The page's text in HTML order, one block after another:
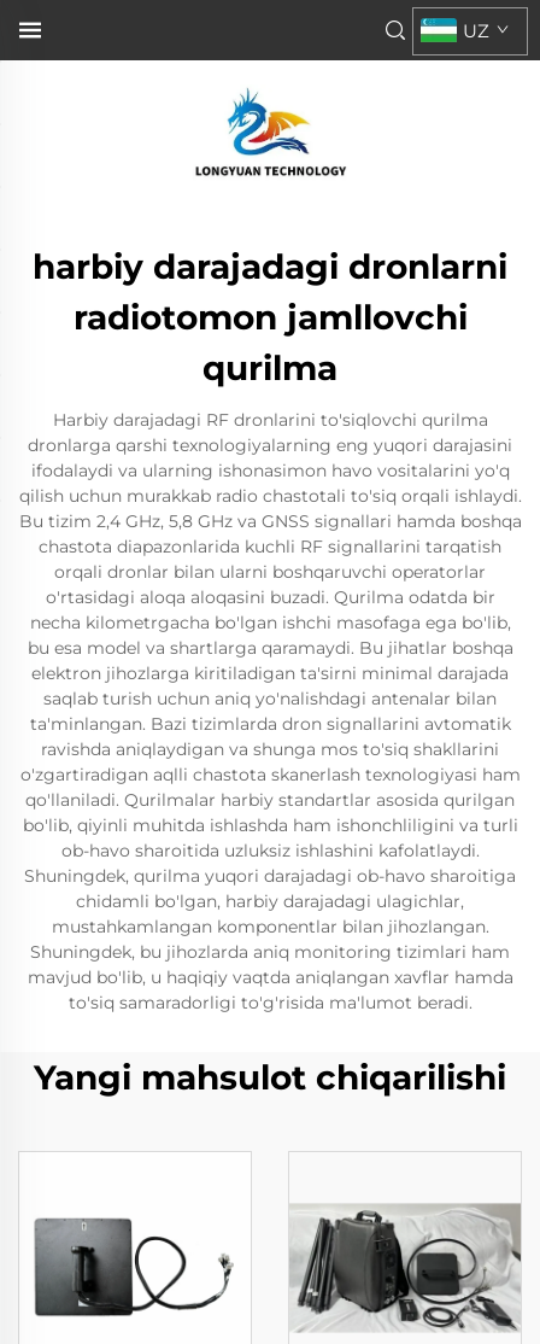
UZ
harbiy darajadagi dronlarni
radiotomon jamllovchi
qurilma
Harbiy darajadagi RF dronlarini to'siqlovchi qurilma
dronlarga qarshi texnologiyalarning eng yuqori darajasini
ifodalaydi va ularning ishonasimon havo vositalarini yo'q
qilish uchun murakkab radio chastotali to'siq orqali ishlaydi.
Bu tizim 2,4 GHz, 5,8 GHz va GNSS signallari hamda boshqa
chastota diapazonlarida kuchli RF signallarini tarqatish
orqali dronlar bilan ularni boshqaruvchi operatorlar
o'rtasidagi aloqa aloqasini buzadi. Qurilma odatda bir
necha kilometrgacha bo'lgan ishchi masofaga ega bo'lib,
bu esa model va shartlarga qaramaydi. Bu jihatlar boshqa
elektron jihozlarga kiritiladigan ta'sirni minimal darajada
saqlab turish uchun aniq yo'nalishdagi antenalar bilan
ta'minlangan. Bazi tizimlarda dron signallarini avtomatik
ravishda aniqlaydigan va shunga mos to'siq shakllarini
o'zgartiradigan aqlli chastota skanerlash texnologiyasi ham
qo'llaniladi. Qurilmalar harbiy standartlar asosida qurilgan
bo'lib, qiyinli muhitda ishlashda ham ishonchliligini va turli
ob-havo sharoitida uzluksiz ishlashini kafolatlaydi.
Shuningdek, qurilma yuqori darajadagi ob-havo sharoitiga
chidamli bo'lgan, harbiy darajadagi ulagichlar,
mustahkamlangan komponentlar bilan jihozlangan.
Shuningdek, bu jihozlarda aniq monitoring tizimlari ham
mavjud bo'lib, u haqiqiy vaqtda aniqlangan xavflar hamda
to'siq samaradorligi to'g'risida ma'lumot beradi.
Yangi mahsulot chiqarilishi